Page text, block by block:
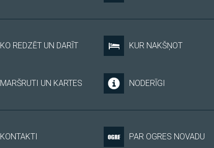
KO REDZĒT UN DARĪT KUR NAKŠŅOT
MARŠRUTI UN KARTES NODERĪGI
KONTAKTI PAR OGRES NOVADU